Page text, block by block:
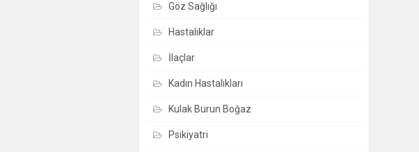
Göz Sağlığı
Hastalıklar
İlaçlar
Kadın Hastalıkları
Kulak Burun Boğaz
Psikiyatri